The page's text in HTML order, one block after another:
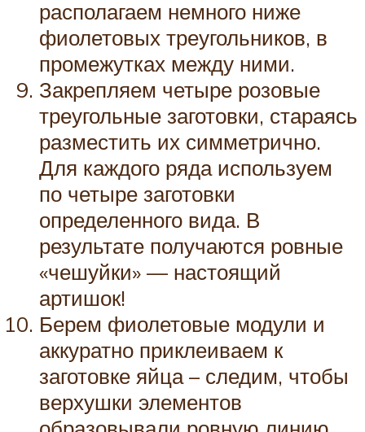
располагаем немного ниже
фиолетовых треугольников, в
промежутках между ними.
Закрепляем четыре розовые
треугольные заготовки, стараясь
разместить их симметрично.
Для каждого ряда используем
по четыре заготовки
определенного вида. В
результате получаются ровные
«чешуйки» — настоящий
артишок!
Берем фиолетовые модули и
аккуратно приклеиваем к
заготовке яйца – следим, чтобы
верхушки элементов